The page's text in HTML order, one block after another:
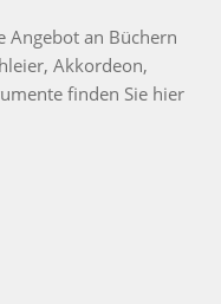
Angebot an Büchern
Akkordeon,
finden Sie hier